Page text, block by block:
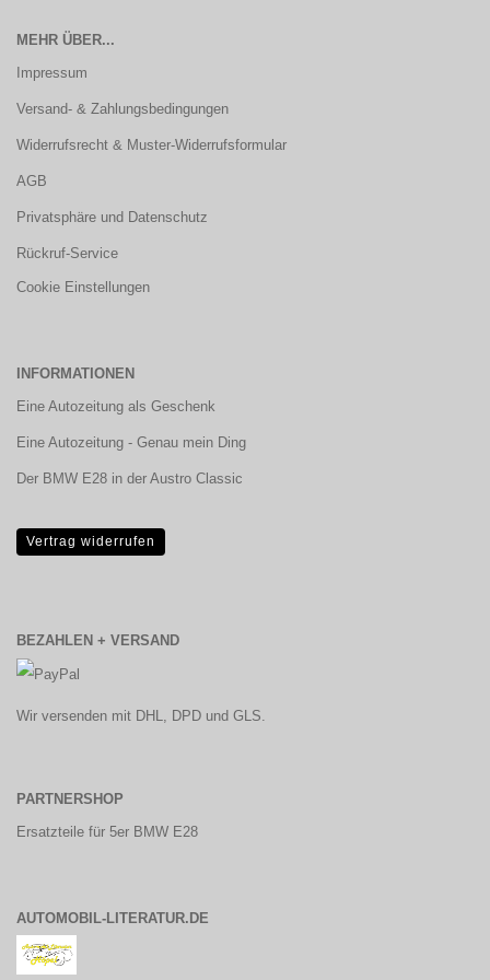
MEHR ÜBER...
Impressum
Versand- & Zahlungsbedingungen
Widerrufsrecht & Muster-Widerrufsformular
AGB
Privatsphäre und Datenschutz
Rückruf-Service
Cookie Einstellungen
INFORMATIONEN
Eine Autozeitung als Geschenk
Eine Autozeitung - Genau mein Ding
Der BMW E28 in der Austro Classic
Vertrag widerrufen
BEZAHLEN + VERSAND
Wir versenden mit DHL, DPD und GLS.
PARTNERSHOP
Ersatzteile für 5er BMW E28
AUTOMOBIL-LITERATUR.DE